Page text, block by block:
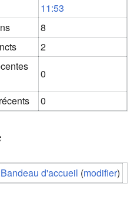
11:53
8
2
0
0
d'accueil (modifier)